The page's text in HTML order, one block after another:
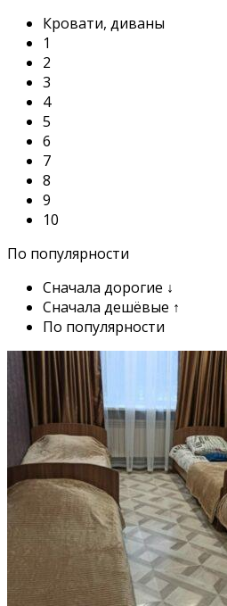
Кровати, диваны
1
2
3
4
5
6
7
8
9
10
По популярности
Сначала дорогие ↓
Сначала дешёвые ↑
По популярности